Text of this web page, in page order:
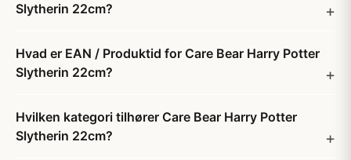
Slytherin 22cm?
Hvad er EAN / Produktid for Care Bear Harry Potter
Slytherin 22cm?
Hvilken kategori tilhører Care Bear Harry Potter
Slytherin 22cm?